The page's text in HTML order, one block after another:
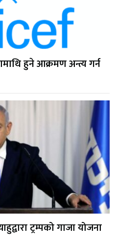
हुने आक्रमण अन्त्य गर्न
ट्रम्पको गाजा योजना